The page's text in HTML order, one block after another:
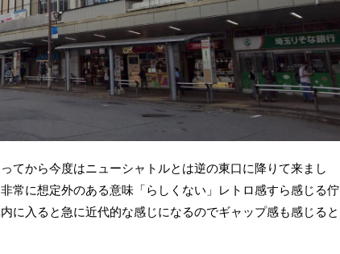
てから今度はニューシャトルとは逆の東口に降りて来まし
常に想定外のある意味「らしくない」レトロ感すら感じる佇
に入ると急に近代的な感じになるのでギャップ感も感じると